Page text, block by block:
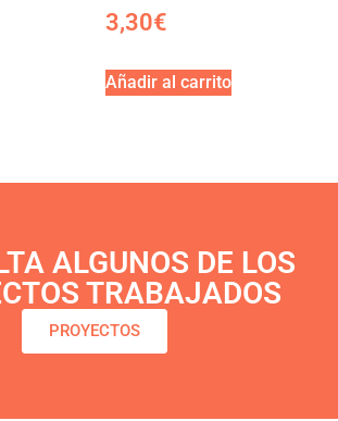
3,30€
Añadir al carrito
ALGUNOS DE LOS
TRABAJADOS
PROYECTOS